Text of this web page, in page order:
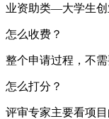
业资助类—大学生创
怎么收费？
整个申请过程，不需
怎么打分？
评审专家主要看项